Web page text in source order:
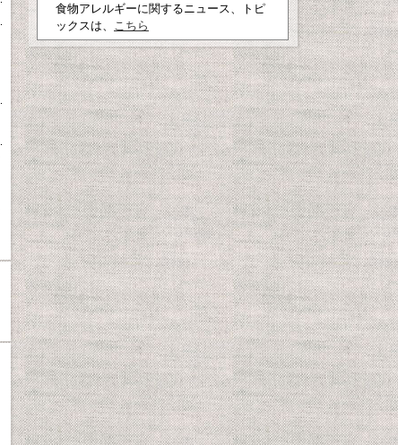
食物アレルギーに関するニュース、トピ
ックスは、
こちら